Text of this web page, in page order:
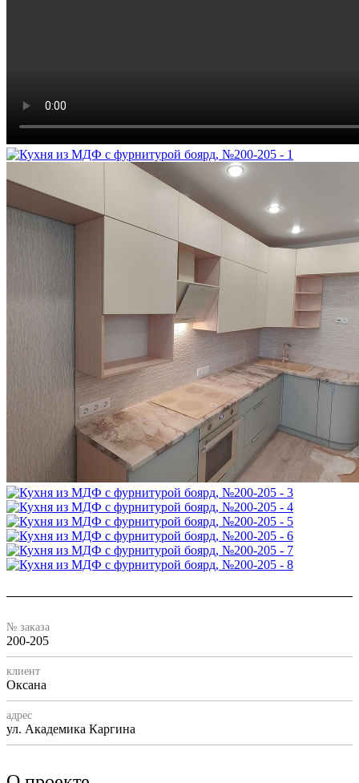
№ заказа
200-205
клиент
Оксана
адрес
ул. Академика Каргина